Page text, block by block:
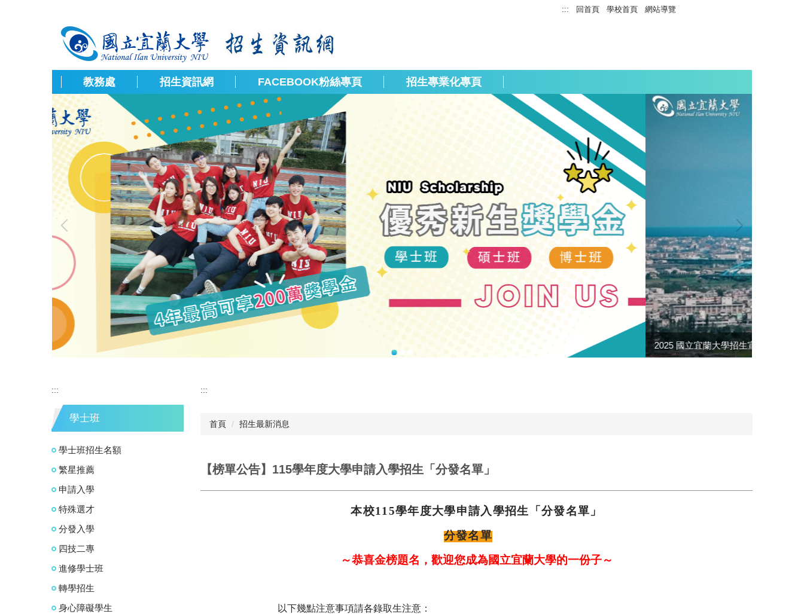
::: 回首頁 學校首頁 網站導覽
教務處 招生資訊網 FACEBOOK粉絲專頁 招生專業化專頁
2025 國立宜蘭大學招生宣傳影片
:::
學士班
學士班招生名額
繁星推薦
申請入學
特殊選才
分發入學
四技二專
進修學士班
轉學招生
身心障礙學生
:::
首頁 招生最新消息
【榜單公告】115學年度大學申請入學招生「分發名單」
本校115學年度大學申請入學招生「分發名單」
分發名單
～恭喜金榜題名，歡迎您成為國立宜蘭大學的一份子～
以下幾點注意事項請各錄取生注意：